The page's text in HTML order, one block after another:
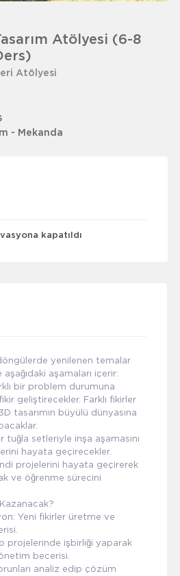
Atölyesi (6-8
Atölyesi
- Mekanda
kapatıldı
yenilenen temalar
aşamaları içerir:
bir problem durumuna
geliştirecekler. Farklı fikirler
tasarımın büyülü dünyasına
tuğla setleriyle inşa aşamasını
hayata geçirecekler.
projelerini hayata geçirerek
ve öğrenme sürecini
Yeni fikirler üretme ve
projelerinde işbirliği yaparak
becerisi.
analiz edip çözüm